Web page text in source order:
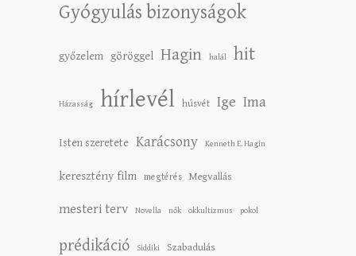
Gyógyulás bizonyságok
győzelem göröggel Hagin halál hit
Házasság hírlevél húsvét Ige Ima
Isten szeretete Karácsony Kenneth E. Hagin
keresztény film megtérés Megvallás
mesteri terv Novella nők okkultizmus pokol
prédikáció Siddiki Szabadulás